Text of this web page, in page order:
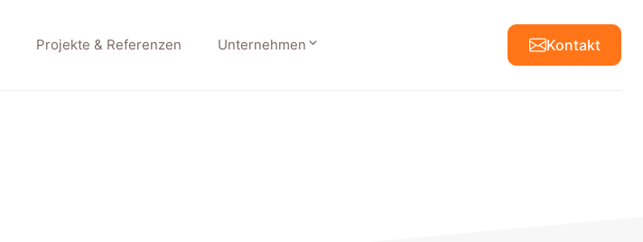
Projekte & Referenzen Unternehmen Kontakt